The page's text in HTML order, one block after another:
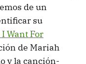
de un
su
Want For
de Mariah
y la canción-